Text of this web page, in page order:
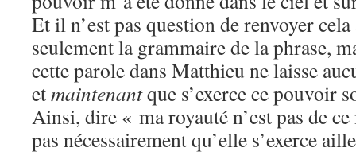
Et il n’est pas question de renvoyer
seulement la grammaire de la phrase,
cette parole dans Matthieu ne laisse
etmaintenantque s’exerce ce pouvoir
Ainsi, dire « ma royauté n’est pas de
pas nécessairement qu’elle s’exerce